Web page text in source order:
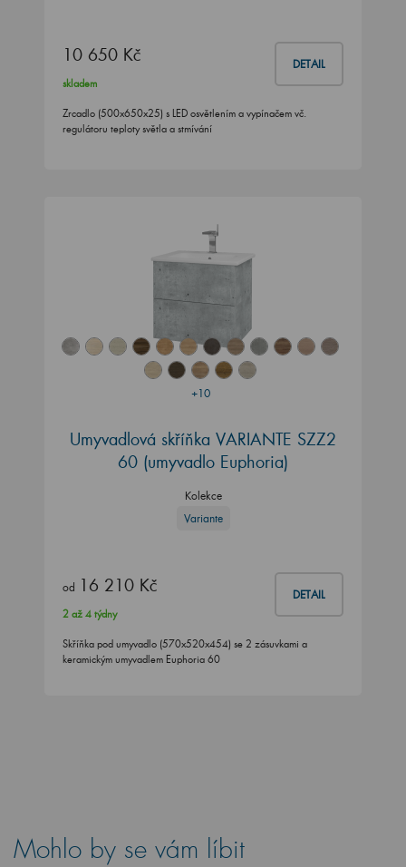
10 650 Kč DETAIL
skladem
Zrcadlo (500x650x25) s LED osvětlením a vypínačem vč.
regulátoru teploty světla a stmívání
+10
Umyvadlová skříňka VARIANTE SZZ2
60 (umyvadlo Euphoria)
Kolekce
Variante
od 16 210 Kč DETAIL
2 až 4 týdny
Skříňka pod umyvadlo (570x520x454) se 2 zásuvkami a
keramickým umyvadlem Euphoria 60
Mohlo by se vám líbit